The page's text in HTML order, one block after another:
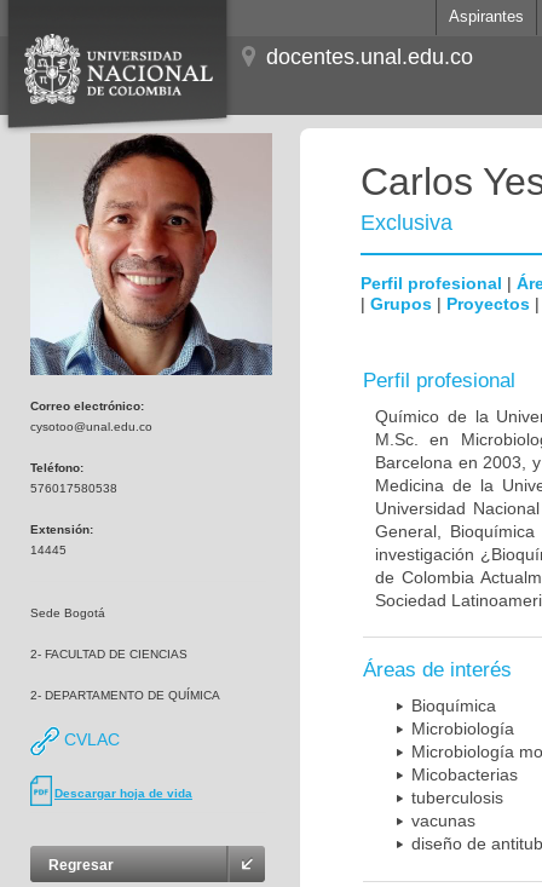
Aspirantes
docentes.unal.edu.co
Correo electrónico:
cysotoo@unal.edu.co
Teléfono:
576017580538
Extensión:
14445
Sede Bogotá
2- FACULTAD DE CIENCIAS
2- DEPARTAMENTO DE QUÍMICA
CVLAC
Descargar hoja de vida
Regresar
Carlos
Exclusiva
Perfil profesional |
| Grupos | Proyectos
Perfil profesional
Químico de la
M.Sc. en
Barcelona en 2003,
Medicina de la
Universidad
General,
investigación
de Colombia
Sociedad
Áreas de interés
Bioquímica
Microbiología
Microbiología
Micobacterias
tuberculosis
vacunas
diseño de